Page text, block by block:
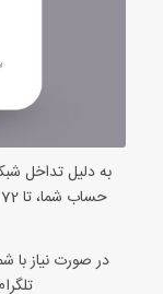
به دلیل تداخل